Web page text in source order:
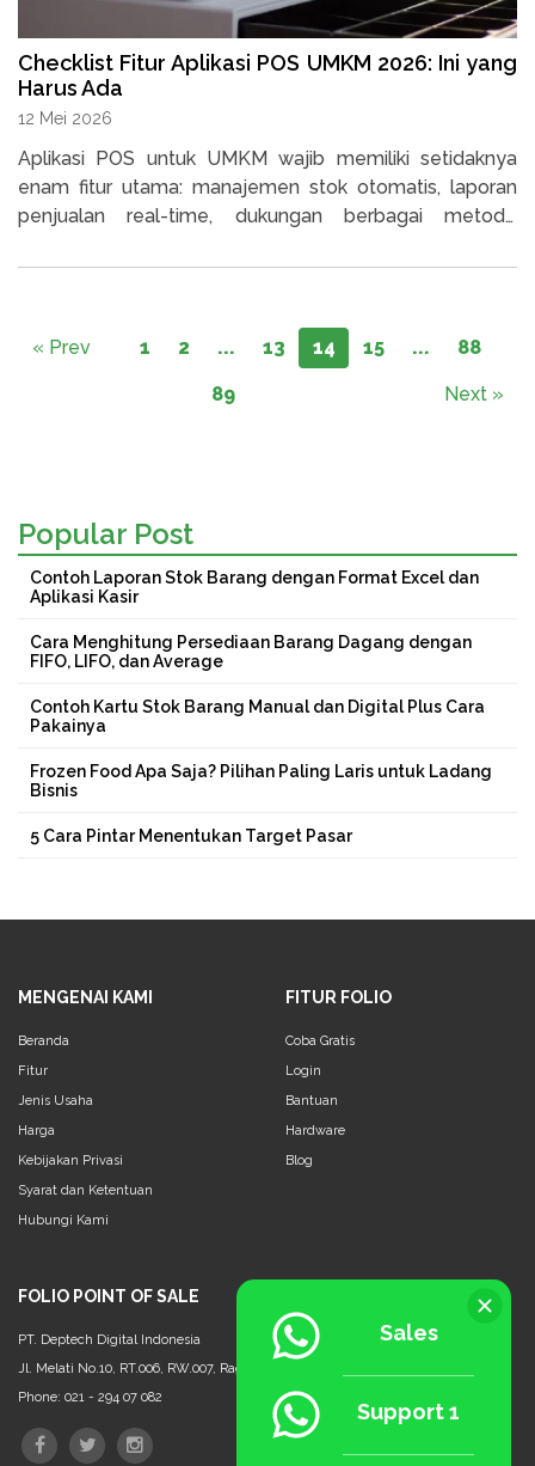
Checklist Fitur Aplikasi POS UMKM 2026: Ini yang
Harus Ada
12 Mei 2026
Aplikasi POS untuk UMKM wajib memiliki setidaknya
enam fitur utama: manajemen stok otomatis, laporan
penjualan real-time, dukungan berbagai metode
pengguna, dan dukungan multi-outlet.
« Prev 1 2 ... 13 14 15 ... 88
89 Next »
Popular Post
Contoh Laporan Stok Barang dengan Format Excel dan
Aplikasi Kasir
Cara Menghitung Persediaan Barang Dagang dengan
FIFO, LIFO, dan Average
Contoh Kartu Stok Barang Manual dan Digital Plus Cara
Pakainya
Frozen Food Apa Saja? Pilihan Paling Laris untuk Ladang
Bisnis
5 Cara Pintar Menentukan Target Pasar
MENGENAI KAMI
Beranda
Fitur
Jenis Usaha
Harga
Kebijakan Privasi
Syarat dan Ketentuan
Hubungi Kami
FITUR FOLIO
Coba Gratis
Login
Bantuan
Hardware
Blog
FOLIO POINT OF SALE
PT. Deptech Digital Indonesia
Jl. Melati No.10, RT.006, RW.007, Ragunan, Ps. Minggu, Jakarta Selatan - 12550
Phone: 021 - 294 07 082
Sales
Support 1